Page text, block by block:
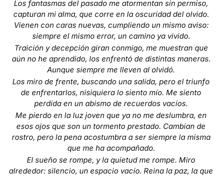
Los fantasmas del pasado me atormentan sin permiso,
capturan mi alma, que corre en la oscuridad del olvido.
Vienen con caras nuevas, cumpliendo un mismo aviso:
siempre el mismo error, un camino ya vivido.
Traición y decepción giran conmigo, me muestran que
aún no he aprendido, los enfrentó de distintas maneras.
Aunque siempre me lleven al olvidó.
Los miro de frente, buscando una salida, pero el triunfo
de enfrentarlos, nisiquiera lo siento mío. Me siento
perdida en un abismo de recuerdos vacíos.
Me pierdo en la luz joven que ya no me deslumbra, en
esos ojos que son un tormento prestado. Cambian de
rostro, pero la pena acostumbra a ser siempre la misma
que me ha acompañado.
El sueño se rompe, y la quietud me rompe. Miro
alrededor: silencio, un espacio vacío. Reina la paz, la que